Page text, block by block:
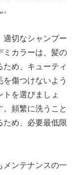
適切なシャンプー
ミカラーは、髪の
め、キューティ
傷つけないよう
を選びましょ
。頻繁に洗うこと
ため、必要最低限
メンテナンスの一